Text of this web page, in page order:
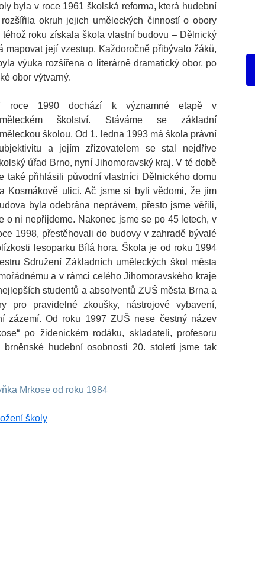
byla v roce 1961 školská reforma, která hudební
okruh jejich uměleckých činností o obory
roku získala škola vlastní budovu – Dělnický
její vzestup. Každoročně přibývalo žáků,
výuka rozšířena o literárně dramatický obor, po
obor výtvarný.
roce 1990 dochází k významné etapě v
školství. Stáváme se základní
školou. Od 1. ledna 1993 má škola právní
a jejím zřizovatelem se stal nejdříve
úřad Brno, nyní Jihomoravský kraj. V té době
také přihlásili původní vlastníci Dělnického domu
Kosmákově ulici. Ač jsme si byli vědomi, že jim
byla odebrána neprávem, přesto jsme věřili,
o ni nepřijdeme. Nakonec jsme se po 45 letech, v
1998, přestěhovali do budovy v zahradě bývalé
lesoparku Bílá hora. Škola je od roku 1994
Sdružení Základních uměleckých škol města
a v rámci celého Jihomoravského kraje
studentů a absolventů ZUŠ města Brna a
pro pravidelné zkoušky, nástrojové vybavení,
zázemí. Od roku 1997 ZUŠ nese čestný název
po židenickém rodáku, skladateli, profesoru
hudební osobnosti 20. století jsme tak
Mrkose od roku 1984
školy